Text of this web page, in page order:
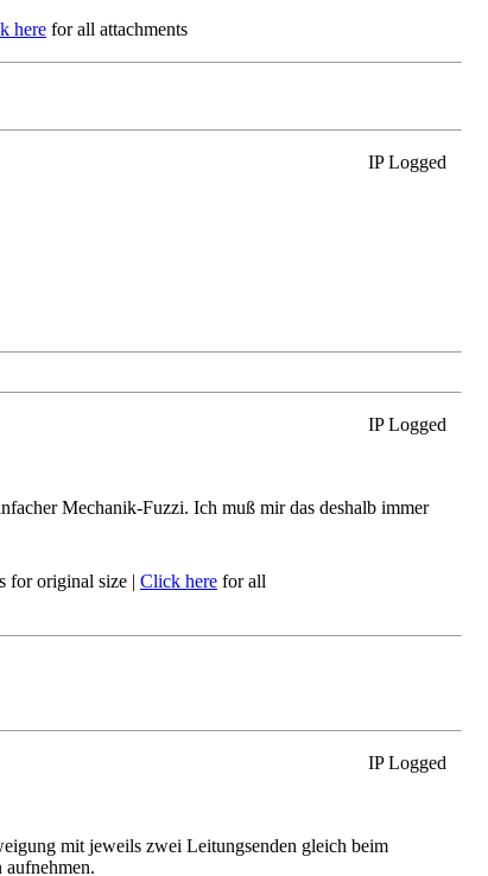
here for all attachments
IP Logged
IP Logged
Mechanik-Fuzzi. Ich muß mir das deshalb immer
for original size | Click here for all
IP Logged
mit jeweils zwei Leitungsenden gleich beim